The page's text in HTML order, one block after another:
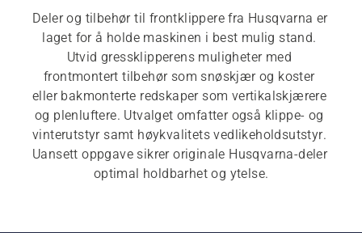
Deler og tilbehør til frontklippere fra Husqvarna er
laget for å holde maskinen i best mulig stand.
Utvid gressklipperens muligheter med
frontmontert tilbehør som snøskjær og koster
eller bakmonterte redskaper som vertikalskjærere
og plenluftere. Utvalget omfatter også klippe- og
vinterutstyr samt høykvalitets vedlikeholdsutstyr.
Uansett oppgave sikrer originale Husqvarna-deler
optimal holdbarhet og ytelse.